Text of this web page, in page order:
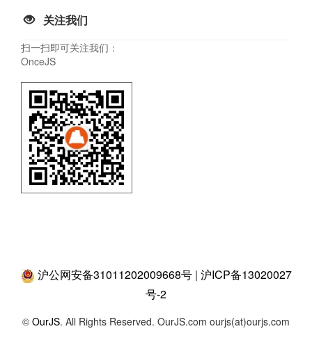
关注我们
扫一扫即可关注我们：
OnceJS
沪公网安备31011202009668号| 沪ICP备13020027
号-2
© OurJS. All Rights Reserved. OurJS.com ourjs(at)ourjs.com